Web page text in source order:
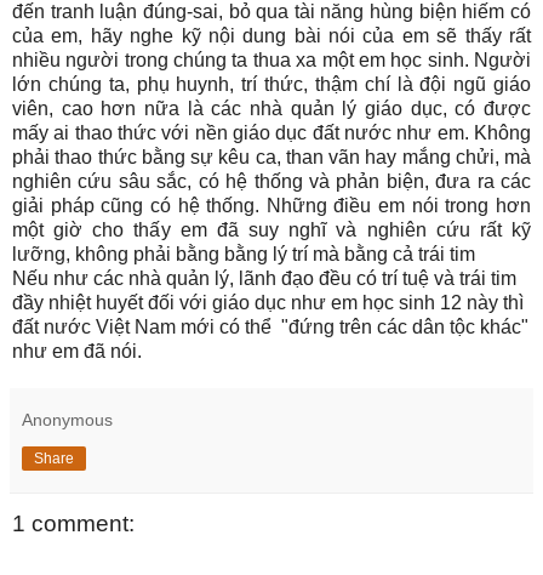
đến tranh luận đúng-sai, bỏ qua tài năng hùng biện hiếm có
của em, hãy nghe kỹ nội dung bài nói của em sẽ thấy rất
nhiều người trong chúng ta thua xa một em học sinh. Người
lớn chúng ta, phụ huynh, trí thức, thậm chí là đội ngũ giáo
viên, cao hơn nữa là các nhà quản lý giáo dục, có được
mấy ai thao thức với nền giáo dục đất nước như em. Không
phải thao thức bằng sự kêu ca, than vãn hay mắng chửi, mà
nghiên cứu sâu sắc, có hệ thống và phản biện, đưa ra các
giải pháp cũng có hệ thống. Những điều em nói trong hơn
một giờ cho thấy em đã suy nghĩ và nghiên cứu rất kỹ
lưỡng, không phải bằng bằng lý trí mà bằng cả trái tim
Nếu như các nhà quản lý, lãnh đạo đều có trí tuệ và trái tim
đầy nhiệt huyết đối với giáo dục như em học sinh 12 này thì
đất nước Việt Nam mới có thể "đứng trên các dân tộc khác"
như em đã nói.
Anonymous
Share
1 comment: